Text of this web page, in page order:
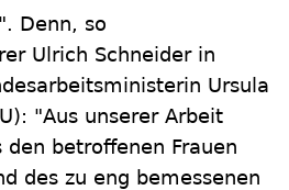
Denn, so
Ulrich Schneider in
Ursula
"Aus unserer Arbeit
betroffenen Frauen
des zu eng bemessenen